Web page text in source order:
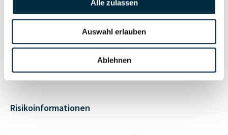
Alle zulassen
Auswahl erlauben
Ablehnen
Berechtigten Pfad
Vollständiges
Unternehmensprofil
anfragen
Risikoinformationen